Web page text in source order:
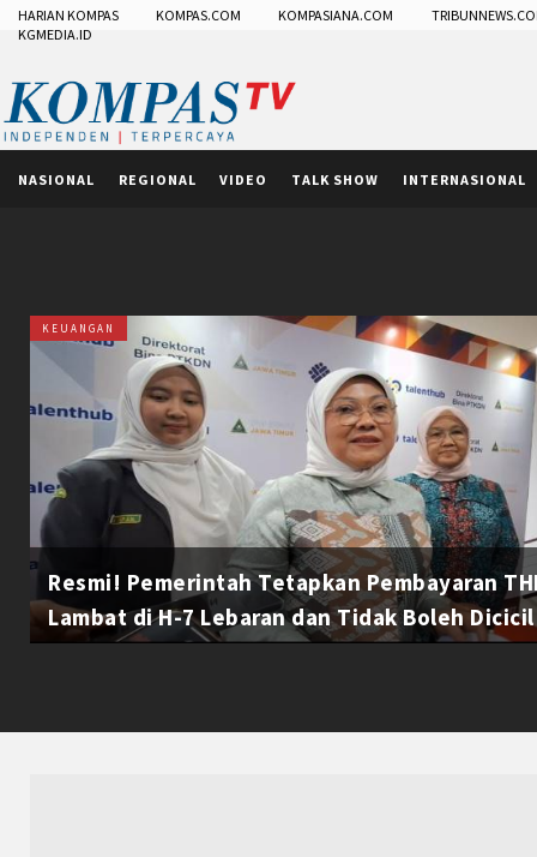
HARIAN KOMPAS KOMPAS.COM KOMPASIANA.COM
KGMEDIA.ID
NASIONAL REGIONAL VIDEO TALK SHOW INTERNASIONAL
KEUANGAN
Resmi! Pemerintah Tetapkan Pembayaran
Lambat di H-7 Lebaran dan Tidak Boleh Dicicil